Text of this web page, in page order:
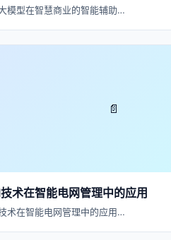
模型在智慧商业的智能辅助…
📄
术在智能电网管理中的应用
术在智能电网管理中的应用…